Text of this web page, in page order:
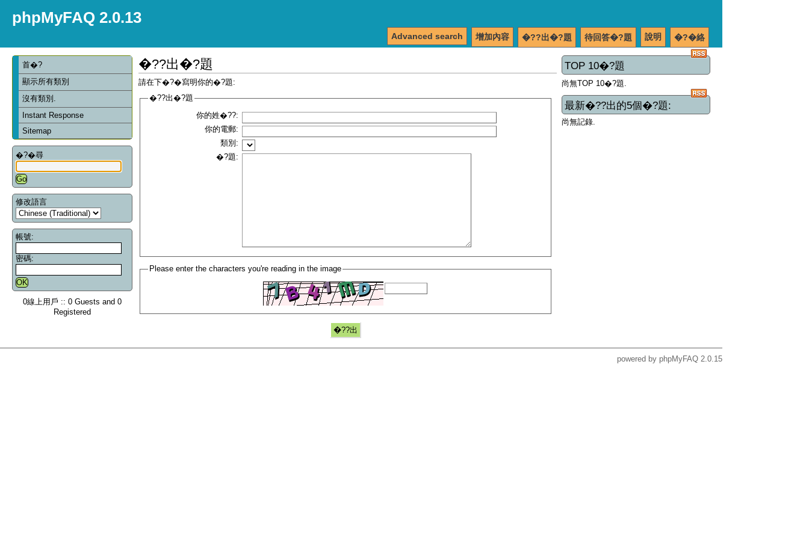
phpMyFAQ 2.0.13
�?�絡
說明
待回答�?題
�??出�?題
增加內容
Advanced search
首�?
顯示所有類別
沒有類別.
Instant Response
Sitemap
�?�尋
修改語言
帳號:
密碼:
0線上用戶 :: 0 Guests and 0
Registered
TOP 10�?題
尚無TOP 10�?題.
最新�??出的5個�?題:
尚無記錄.
�??出�?題
請在下�?�寫明你的�?題:
�??出�?題
你的姓�??:
你的電郵:
類別:
�?題:
Please enter the characters you're reading in the image
powered by phpMyFAQ 2.0.15